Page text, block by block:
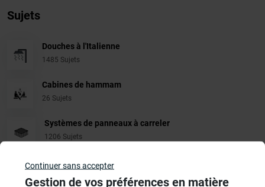
Sujets
Douches à l'Italienne
1485 Sujets
Cabines de hammam
26 Sujets
Systèmes de panneaux à carreler
1206 Sujets
Aménagement Agencement
Continuer sans accepter
Gestion de vos préférences en matière